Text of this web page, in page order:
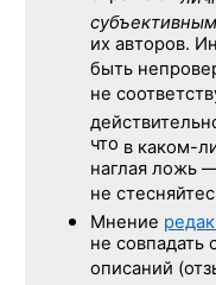
их авторов.
быть
не
что в каком-
наглая ложь
не
Мнение
не совпадать
описаний